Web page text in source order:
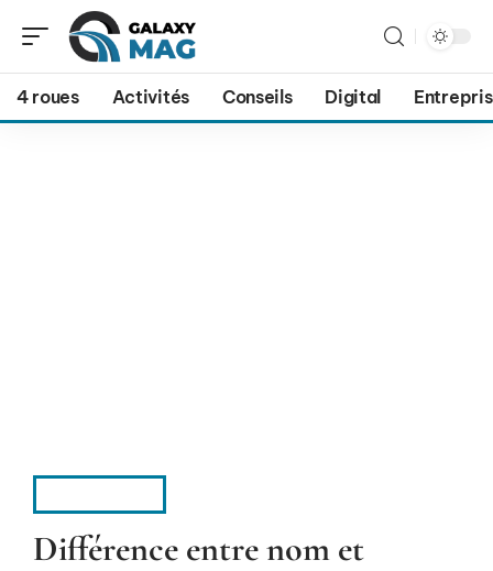
4 roues Activités Conseils Digital
Différence entre nom et